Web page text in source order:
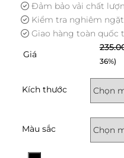
Đảm bảo vải chất
Kiểm tra nghiêm
Giao hàng toàn quốc
Giá
36%)
Kích thước
Màu sắc